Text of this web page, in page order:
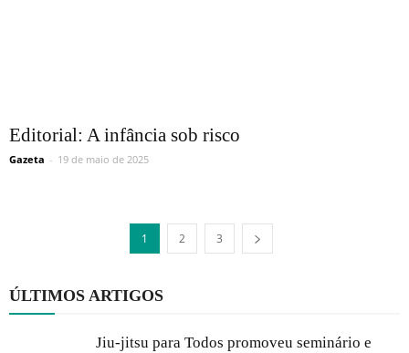
Editorial: A infância sob risco
Gazeta - 19 de maio de 2025
1 2 3
ÚLTIMOS ARTIGOS
Jiu-jitsu para Todos promoveu seminário e